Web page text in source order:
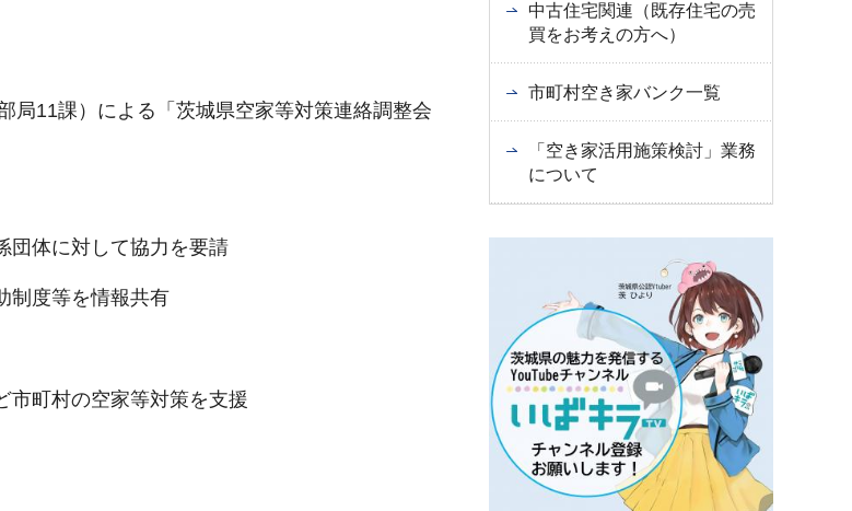
局11課）による「茨城県空家等対策連絡調整会
団体に対して協力を要請
制度等を情報共有
市町村の空家等対策を支援
中古住宅関連（既存住宅の売
買をお考えの方へ）
市町村空き家バンク一覧
「空き家活用施策検討」業務
について